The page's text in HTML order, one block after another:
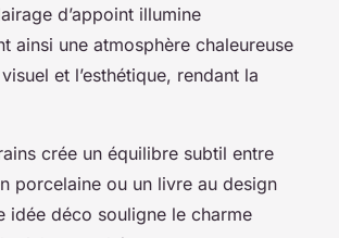
d’appoint illumine
ainsi une atmosphère chaleureuse
et l’esthétique, rendant la
crée un équilibre subtil entre
porcelaine ou un livre au design
idée déco souligne le charme